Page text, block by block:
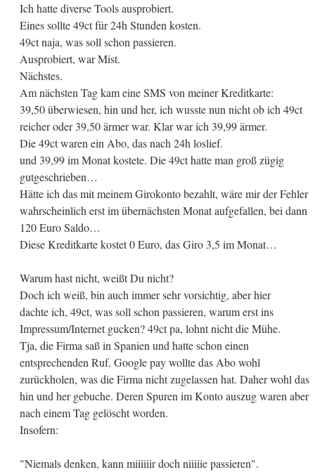
Ich hatte diverse Tools ausprobiert.
Eines sollte 49ct für 24h Stunden kosten.
49ct naja, was soll schon passieren.
Ausprobiert, war Mist.
Nächstes.
Am nächsten Tag kam eine SMS von meiner Kreditkarte:
39,50 überwiesen, hin und her, ich wusste nun nicht ob ich 49ct
reicher oder 39,50 ärmer war. Klar war ich 39,99 ärmer.
Die 49ct waren ein Abo, das nach 24h loslief.
und 39,99 im Monat kostete. Die 49ct hatte man groß zügig
gutgeschrieben…
Hätte ich das mit meinem Girokonto bezahlt, wäre mir der Fehler
wahrscheinlich erst im übernächsten Monat aufgefallen, bei dann
120 Euro Saldo…
Diese Kreditkarte kostet 0 Euro, das Giro 3,5 im Monat…
Warum hast nicht, weißt Du nicht?
Doch ich weiß, bin auch immer sehr vorsichtig, aber hier
dachte ich, 49ct, was soll schon passieren, warum erst ins
Impressum/Internet gucken? 49ct pa, lohnt nicht die Mühe.
Tja, die Firma saß in Spanien und hatte schon einen
entsprechenden Ruf. Google pay wollte das Abo wohl
zurückholen, was die Firma nicht zugelassen hat. Daher wohl das
hin und her gebuche. Deren Spuren im Konto auszug waren aber
nach einem Tag gelöscht worden.
Insofern:
"Niemals denken, kann miiiiiir doch niiiiie passieren".